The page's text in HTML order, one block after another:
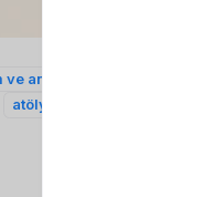
analitik düşünme atölyesi
atölye